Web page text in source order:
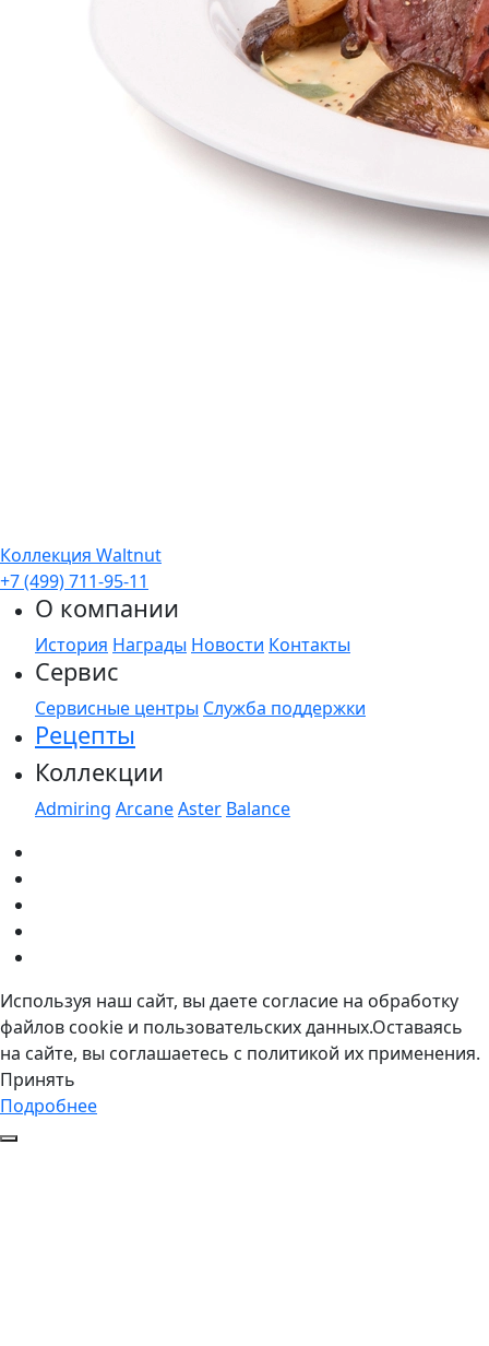
Коллекция Waltnut
+7 (499) 711-95-11
О компании
История Награды Новости Контакты
Сервис
Сервисные центры Служба поддержки
Рецепты
Коллекции
Admiring ArcaneAster Balance
Используя наш сайт, вы даете согласие на обработку
файлов cookie и пользовательских данных.Оставаясь
на сайте, вы соглашаетесь с политикой их применения.
Принять
Подробнее